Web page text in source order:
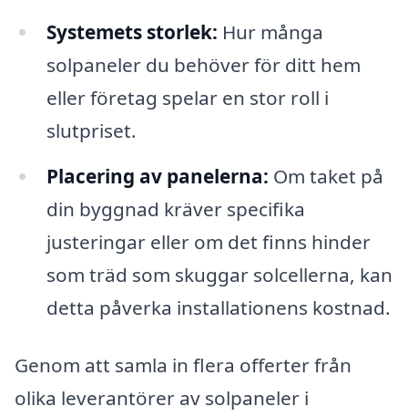
Systemets storlek: Hur många
solpaneler du behöver för ditt hem
eller företag spelar en stor roll i
slutpriset.
Placering av panelerna: Om taket på
din byggnad kräver specifika
justeringar eller om det finns hinder
som träd som skuggar solcellerna, kan
detta påverka installationens kostnad.
Genom att samla in flera offerter från
olika leverantörer av solpaneler i